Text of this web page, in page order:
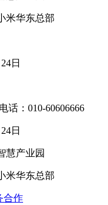
米华东总部
日
话：010-60606666
日
慧产业园
米华东总部
合作